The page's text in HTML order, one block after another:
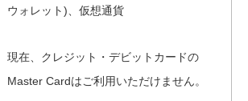
ウォレット)、仮想通貨
現在、クレジット・デビットカードの
Master Cardはご利用いただけません。